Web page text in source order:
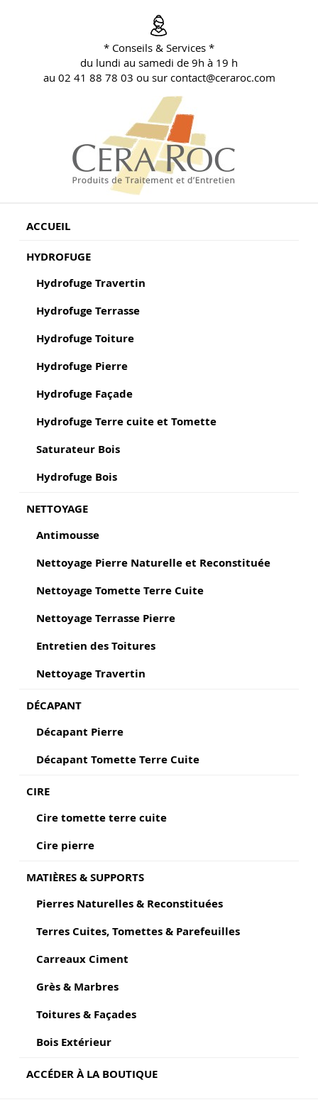
* Conseils & Services *
du lundi au samedi de 9h à 19 h
au 02 41 88 78 03 ou sur contact@ceraroc.com
ACCUEIL
HYDROFUGE
Hydrofuge Travertin
Hydrofuge Terrasse
Hydrofuge Toiture
Hydrofuge Pierre
Hydrofuge Façade
Hydrofuge Terre cuite et Tomette
Saturateur Bois
Hydrofuge Bois
NETTOYAGE
Antimousse
Nettoyage Pierre Naturelle et Reconstituée
Nettoyage Tomette Terre Cuite
Nettoyage Terrasse Pierre
Entretien des Toitures
Nettoyage Travertin
DÉCAPANT
Décapant Pierre
Décapant Tomette Terre Cuite
CIRE
Cire tomette terre cuite
Cire pierre
MATIÈRES & SUPPORTS
Pierres Naturelles & Reconstituées
Terres Cuites, Tomettes & Parefeuilles
Carreaux Ciment
Grès & Marbres
Toitures & Façades
Bois Extérieur
ACCÉDER À LA BOUTIQUE